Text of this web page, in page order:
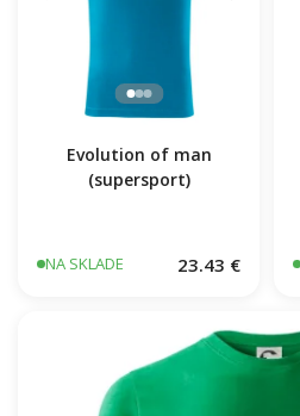
Evolution of man
(supersport)
NA SKLADE 23.43 €